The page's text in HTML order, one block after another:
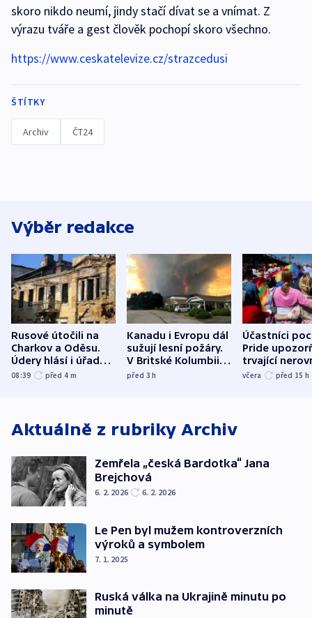
skoro nikdo neumí, jindy stačí dívat se a vnímat. Z
výrazu tváře a gest člověk pochopí skoro všechno.
https://www.ceskatelevize.cz/strazcedusi
ŠTÍTKY
Archiv ČT24
Výběr redakce
Rusové útočili na
Charkov a Oděsu.
Údery hlásí i úřady v
Bělgorodu
08:39 před 4 m
Kanadu i Evropu dál
sužují lesní požáry.
V Britské Kolumbii
evakuovali tisíce lidí
před 3h
Účastníci
Pride
trvající
včera před 15 h
Aktuálně z rubriky Archiv
Zemřela „česká Bardotka“ Jana
Brejchová
6. 2. 2026 6. 2. 2026
Le Pen byl mužem kontroverzních
výroků a symbolem
7. 1. 2025
Ruská válka na Ukrajině minutu po
minutě